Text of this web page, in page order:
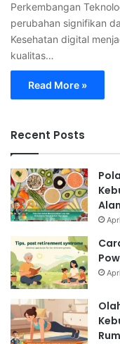
Perkembangan
perubahan signifikan
Kesehatan digital
kualitas…
Read More »
Recent Posts